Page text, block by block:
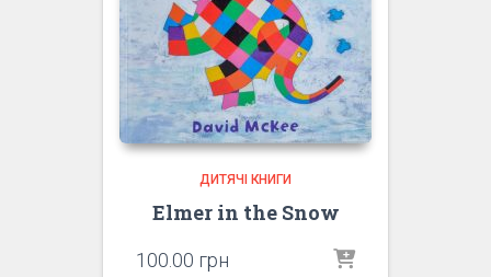
ДИТЯЧІ КНИГИ
Elmer in the Snow
100.00 грн